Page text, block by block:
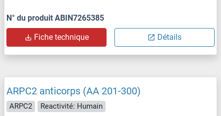
N° du produit ABIN7265385
Fiche technique Détails
ARPC2 anticorps (AA 201-300)
ARPC2
Reactivité: Humain